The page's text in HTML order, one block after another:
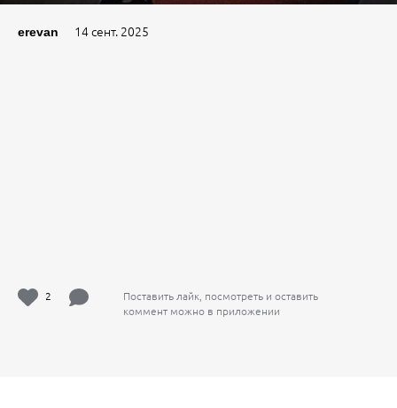
erevan 14 сент. 2025
2
Поставить лайк, посмотреть и оставить
коммент можно в приложении